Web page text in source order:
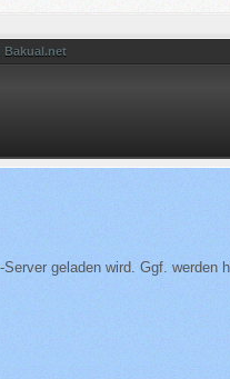
Bakual.net
geladen wird. Ggf. werden